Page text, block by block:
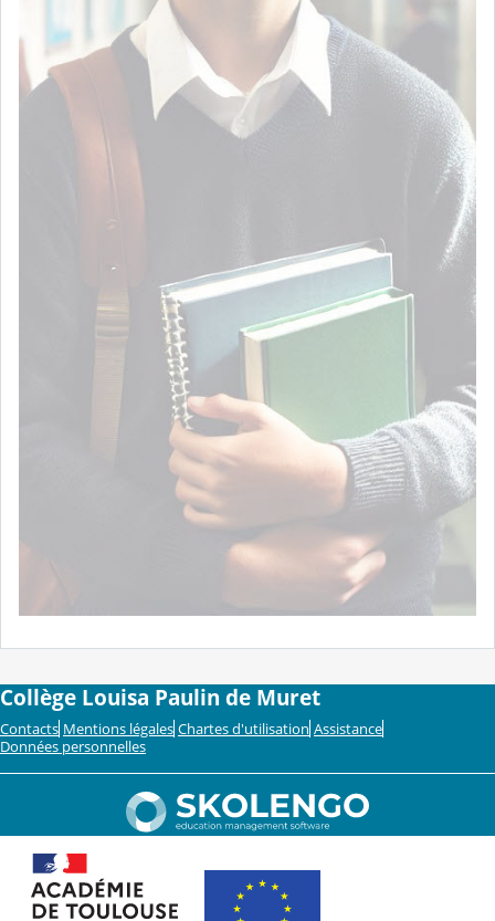
Collège Louisa Paulin de Muret
Contacts Mentions légales Chartes d'utilisation Assistance
Données personnelles